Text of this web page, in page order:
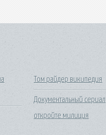
Том райдер википедия
Документальный сериал
откройте милиция